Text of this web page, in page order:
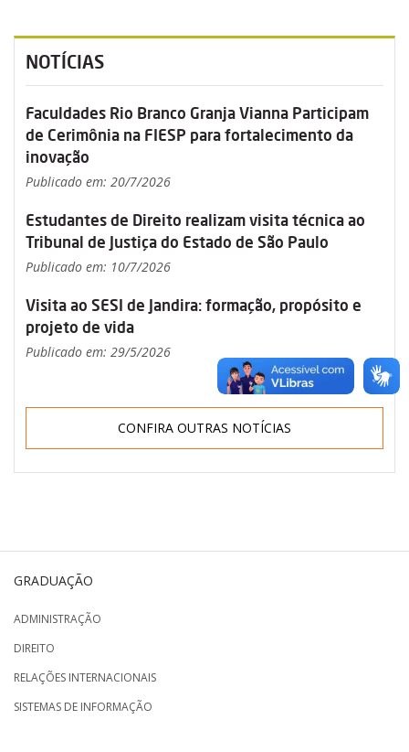
NOTÍCIAS
Faculdades Rio Branco Granja Vianna Participam
de Cerimônia na FIESP para fortalecimento da
inovação
Publicado em: 20/7/2026
Estudantes de Direito realizam visita técnica ao
Tribunal de Justiça do Estado de São Paulo
Publicado em: 10/7/2026
Visita ao SESI de Jandira: formação, propósito e
projeto de vida
Publicado em: 29/5/2026
CONFIRA OUTRAS NOTÍCIAS
GRADUAÇÃO
ADMINISTRAÇÃO
DIREITO
RELAÇÕES INTERNACIONAIS
SISTEMAS DE INFORMAÇÃO